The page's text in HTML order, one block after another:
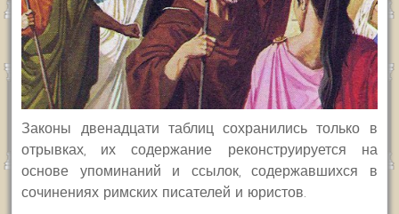
Законы двенадцати таблиц сохранились только в
отрывках, их содержание реконструируется на
основе упоминаний и ссылок, содержавшихся в
сочинениях римских писателей и юристов.